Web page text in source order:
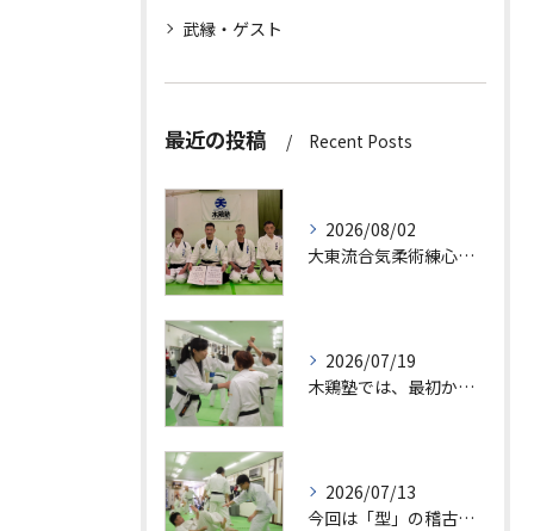
武縁・ゲスト
最近の投稿 Recent Posts
2026/08/02
大東流合気柔術練心館・天満橋支部道場としての活動も開始しまし...
2026/07/19
木鶏塾では、最初から大切なことを教えています。
2026/07/13
今回は「型」の稽古について紹介します。